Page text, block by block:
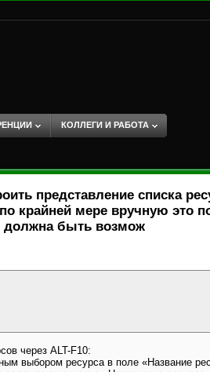
КОЛЛЕГИ И РАБОТА
представление списка
крайней мере вручную это
должна быть возмож
через ALT-F10:
выбором ресурса в поле «Название